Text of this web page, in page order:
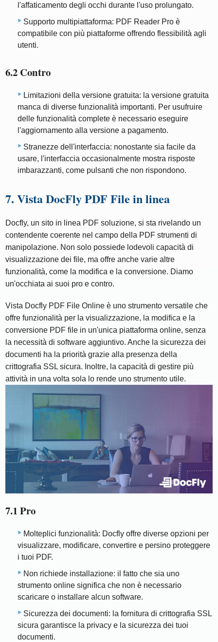
l'affaticamento degli occhi durante l'uso prolungato.
Supporto multipiattaforma: PDF Reader Pro è
compatibile con più piattaforme offrendo flessibilità agli
utenti.
6.2 Contro
Limitazioni della versione gratuita: la versione gratuita
manca di diverse funzionalità importanti. Per usufruire
delle funzionalità complete è necessario eseguire
l'aggiornamento alla versione a pagamento.
Stranezze dell'interfaccia: nonostante sia facile da
usare, l'interfaccia occasionalmente mostra risposte
imbarazzanti, come pulsanti che non rispondono.
7. Vista DocFly PDF File in linea
Docfly, un sito in linea PDF soluzione, si sta rivelando un
contendente coerente nel campo della PDF strumenti di
manipolazione. Non solo possiede lodevoli capacità di
visualizzazione dei file, ma offre anche varie altre
funzionalità, come la modifica e la conversione. Diamo
un'occhiata ai suoi pro e contro.
Vista Docfly PDF File Online è uno strumento versatile che
offre funzionalità per la visualizzazione, la modifica e la
conversione PDF file in un'unica piattaforma online, senza
la necessità di software aggiuntivo. Anche la sicurezza dei
documenti ha la priorità grazie alla presenza della
crittografia SSL sicura. Inoltre, la capacità di gestire più
attività in una volta sola lo rende uno strumento utile.
7.1 Pro
Molteplici funzionalità: Docfly offre diverse opzioni per
visualizzare, modificare, convertire e persino proteggere
i tuoi PDF.
Non richiede installazione: il fatto che sia uno
strumento online significa che non è necessario
scaricare o installare alcun software.
Sicurezza dei documenti: la fornitura di crittografia SSL
sicura garantisce la privacy e la sicurezza dei tuoi
documenti.